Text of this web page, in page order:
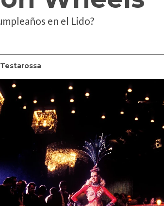
en el Lido?
Testarossa